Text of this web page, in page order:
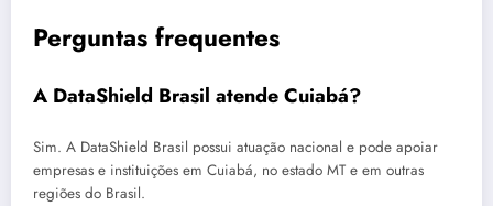
Perguntas frequentes
A DataShield Brasil atende Cuiabá?
Sim. A DataShield Brasil possui atuação nacional e pode apoiar
empresas e instituições em Cuiabá, no estado MT e em outras
regiões do Brasil.